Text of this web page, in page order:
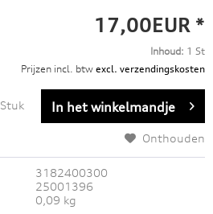
17,00EUR *
Inhoud: 1 St
Prijzen incl. btw excl. verzendingskosten
Stuk In het winkelmandje
Onthouden
3182400300
25001396
0,09 kg